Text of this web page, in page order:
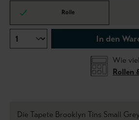
Rolle
In den
Wie
Rollen
Die Tapete Brooklyn Tins Small